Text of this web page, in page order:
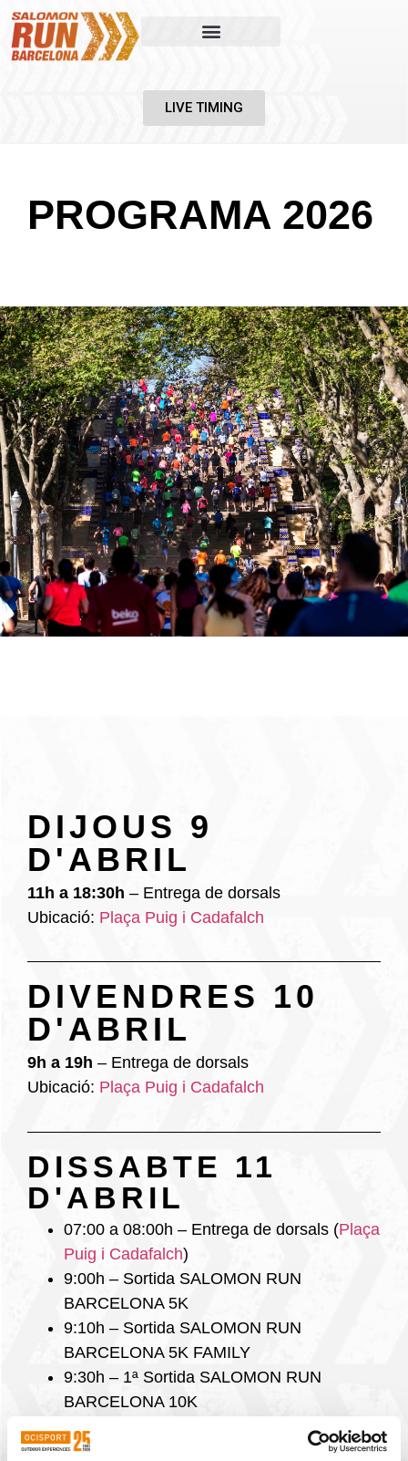
LIVE TIMING
PROGRAMA 2026
DIJOUS 9
D'ABRIL
11h a 18:30h – Entrega de dorsals
Ubicació: Plaça Puig i Cadafalch
DIVENDRES 10
D'ABRIL
9h a 19h – Entrega de dorsals
Ubicació: Plaça Puig i Cadafalch
DISSABTE 11
D'ABRIL
07:00 a 08:00h – Entrega de dorsals (Plaça
Puig i Cadafalch)
9:00h – Sortida SALOMON RUN
BARCELONA 5K
9:10h – Sortida SALOMON RUN
BARCELONA 5K FAMILY
9:30h – 1ª Sortida SALOMON RUN
BARCELONA 10K
9:40h – 2ª Sortida SALOMON RUN
BARCELONA 10K